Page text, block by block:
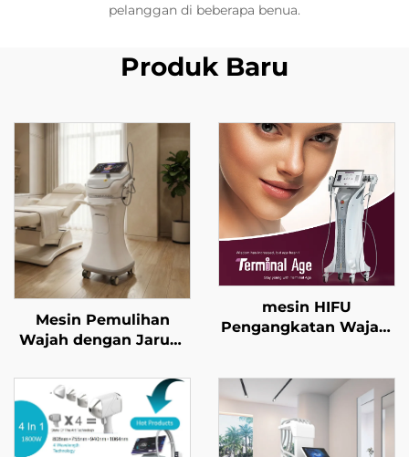
pelanggan di beberapa benua.
Produk Baru
Mesin Pemulihan
Wajah dengan Jarum
Dwiganda RF 1/2 MHz
mesin HIFU
Pengangkatan Wajah,
dengan Rawatan
Presisi Empat
Frekuensi serta
Terminal Umur